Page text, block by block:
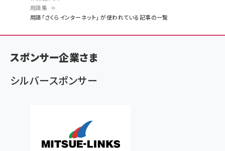
ン
く
ず
用語集
用語「さくらインターネット」 が使われている記事の一覧
スポンサー企業さま
シルバースポンサー